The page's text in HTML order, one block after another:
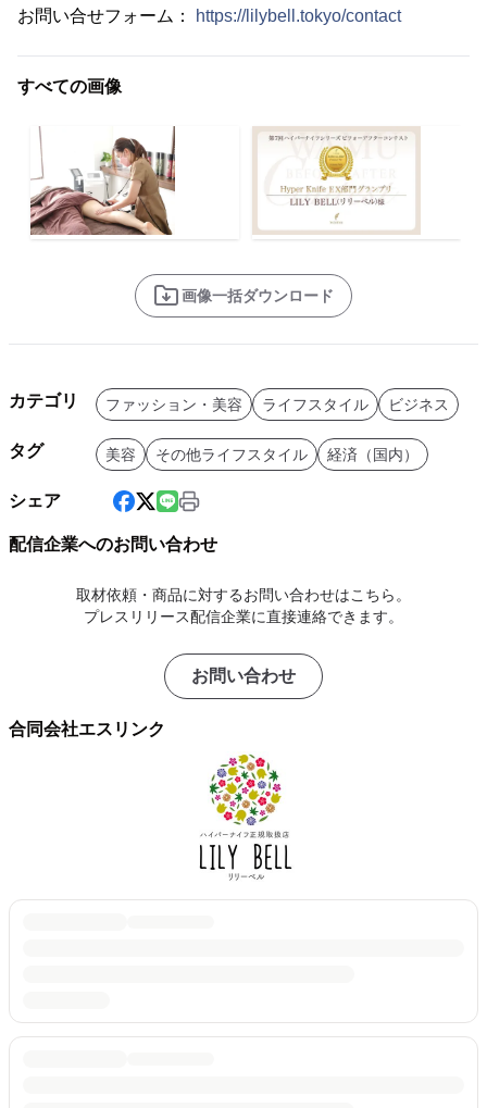
お問い合せフォーム：
https://lilybell.tokyo/contact
すべての画像
画像一括ダウンロード
カテゴリ ファッション・美容 ライフスタイル ビジネス
タグ 美容 その他ライフスタイル 経済（国内）
シェア
配信企業へのお問い合わせ
取材依頼・商品に対するお問い合わせはこちら。
プレスリリース配信企業に直接連絡できます。
お問い合わせ
合同会社エスリンク